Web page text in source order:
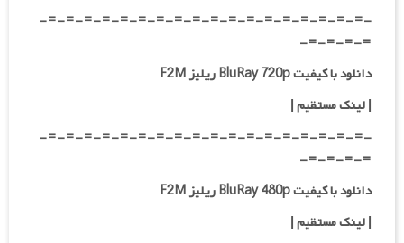
-=-=-=-=-=-=-=-=-=-=-=-=-=-=-=-=-=-=-
=-=-=-=-
دانلود با کیفیت BluRay 720p ریلیز F2M
| لینک مستقیم|
-=-=-=-=-=-=-=-=-=-=-=-=-=-=-=-=-=-=-
=-=-=-=-
دانلود با کیفیت BluRay 480p ریلیز F2M
| لینک مستقیم|